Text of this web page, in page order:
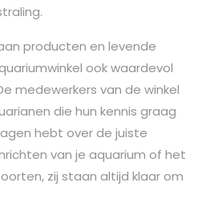
producten en levende
ook waardevol
medewerkers van de winkel
die hun kennis graag
hebt over de juiste
van je aquarium of het
zij staan altijd klaar om